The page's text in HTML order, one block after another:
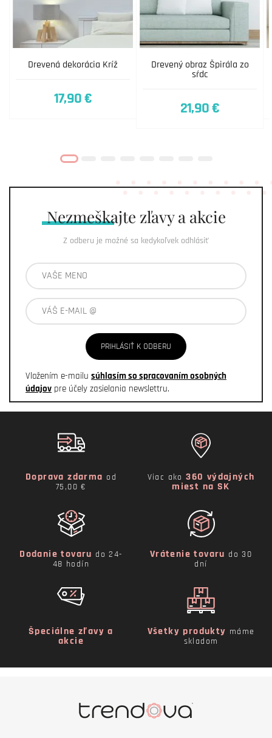
Drevená dekorácia Kríž
17,90 €
Drevený obraz Špirála zo
sŕdc
21,90 €
Nezmeškajte zľavy a akcie
Z odberu je možné sa kedykoľvek odhlásiť
PRIHLÁSIŤ K ODBERU
Vložením e-mailu súhlasím so spracovaním osobných
údajov pre účely zasielania newslettru.
Doprava zdarma od
75,00 €
Viac ako360 výdajných
miest na SK
Dodanie tovaru do 24-
48 hodín
Vrátenie tovaru do 30
dní
Špeciálne zľavy a
akcie
Všetky produkty máme
skladom